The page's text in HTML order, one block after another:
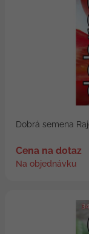
Dobrá semena
Cena na dotaz
Na objednávku